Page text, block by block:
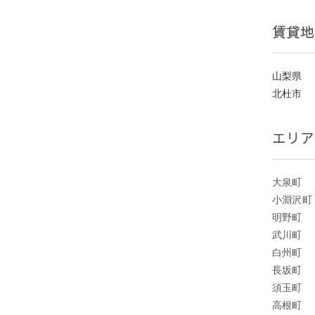
賃貸
山梨県
北杜市
エリア
大泉町
小淵沢町
明野町
武川町
白州町
長坂町
須玉町
高根町